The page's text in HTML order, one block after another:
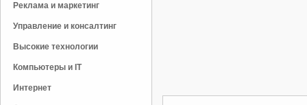
Реклама и маркетинг
Управление и консалтинг
Высокие технологии
Компьютеры и IT
Интернет